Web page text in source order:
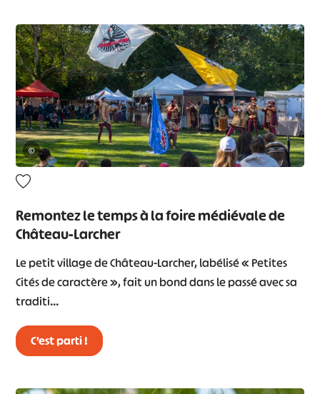
©
Remontez le temps à la foire médiévale de
Château-Larcher
Le petit village de Château-Larcher, labélisé « Petites
Cités de caractère », fait un bond dans le passé avec sa
traditi…
C’est parti !